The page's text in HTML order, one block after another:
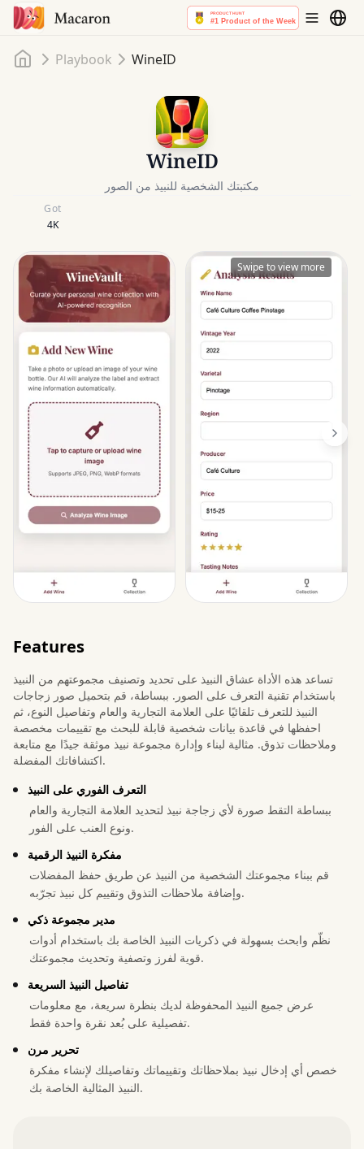
HomePlaybook WineID
WineID
مكتبتك الشخصية للنبيذ من الصور
Got
4K
Swipe to view more
Features
تساعد هذه الأداة عشاق النبيذ على تحديد وتصنيف مجموعتهم من النبيذ
باستخدام تقنية التعرف على الصور. ببساطة، قم بتحميل صور زجاجات
النبيذ للتعرف تلقائيًا على العلامة التجارية والعام وتفاصيل النوع، ثم
احفظها في قاعدة بيانات شخصية قابلة للبحث مع تقييمات مخصصة
وملاحظات تذوق. مثالية لبناء وإدارة مجموعة نبيذ موثقة جيدًا مع متابعة
اكتشافاتك المفضلة.
التعرف الفوري على النبيذ
ببساطة التقط صورة لأي زجاجة نبيذ لتحديد العلامة التجارية والعام
ونوع العنب على الفور.
مفكرة النبيذ الرقمية
قم ببناء مجموعتك الشخصية من النبيذ عن طريق حفظ المفضلات
وإضافة ملاحظات التذوق وتقييم كل نبيذ تجرّبه.
مدير مجموعة ذكي
نظّم وابحث بسهولة في ذكريات النبيذ الخاصة بك باستخدام أدوات
قوية لفرز وتصفية وتحديث مجموعتك.
تفاصيل النبيذ السريعة
عرض جميع النبيذ المحفوظة لديك بنظرة سريعة، مع معلومات
تفصيلية على بُعد نقرة واحدة فقط.
تحرير مرن
خصص أي إدخال نبيذ بملاحظاتك وتقييماتك وتفاصيلك لإنشاء مفكرة
النبيذ المثالية الخاصة بك.